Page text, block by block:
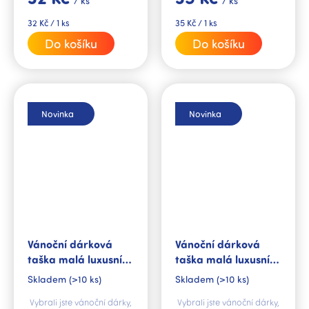
Měrná
cena:
32 Kč / 1 ks
Do košíku
řešení.
Měrná
cena:
35 Kč / 1 ks
Do košíku
jsou to pravé řešení.
Novinka
Vánoční dárková
taška malá luxusní
Ráj perníčků
Skladem (>10 ks)
Vybrali jste vánoční dárky,
Novinka
Vánoční dárková
taška malá luxusní
Vánoční čas
Skladem (>10 ks)
Vybrali jste vánoční dárky,